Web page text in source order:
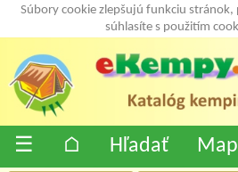
Súbory cookie zlepšujú funkciu
súhlasíte s použitím
☰ ⌂ Hľadať